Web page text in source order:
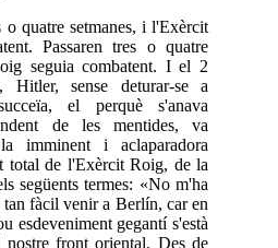
o quatre setmanes, i l'Exèrcit
Passaren tres o quatre
seguia combatent. I el 2
Hitler, sense deturar-se a
el perquè s'anava
de les mentides, va
imminent i aclaparadora
total de l'Exèrcit Roig, de la
següents termes: «No m'ha
tan fàcil venir a Berlín, car en
esdeveniment gegantí s'està
nostre front oriental. Des de